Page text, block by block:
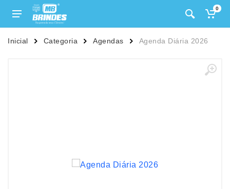
0
Inicial Categoria Agendas Agenda Diária 2026